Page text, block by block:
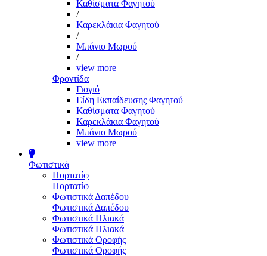
Καθίσματα Φαγητού
/
Καρεκλάκια Φαγητού
/
Μπάνιο Μωρού
/
view more
Φροντίδα
Γιογιό
Είδη Εκπαίδευσης Φαγητού
Καθίσματα Φαγητού
Καρεκλάκια Φαγητού
Μπάνιο Μωρού
view more
Φωτιστικά
Πορτατίφ
Πορτατίφ
Φωτιστικά Δαπέδου
Φωτιστικά Δαπέδου
Φωτιστικά Ηλιακά
Φωτιστικά Ηλιακά
Φωτιστικά Οροφής
Φωτιστικά Οροφής